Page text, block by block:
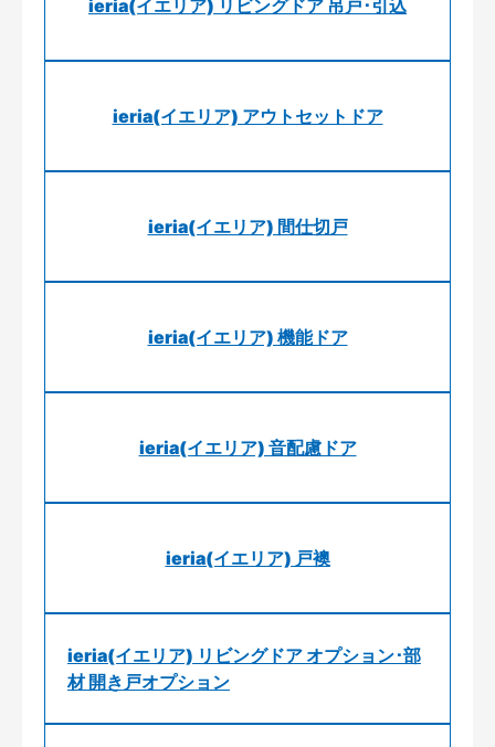
ieria(イエリア) リビングドア 吊戸･引込
ieria(イエリア) アウトセットドア
ieria(イエリア) 間仕切戸
ieria(イエリア) 機能ドア
ieria(イエリア) 音配慮ドア
ieria(イエリア) 戸襖
ieria(イエリア) リビングドア オプション･部
材 開き戸オプション